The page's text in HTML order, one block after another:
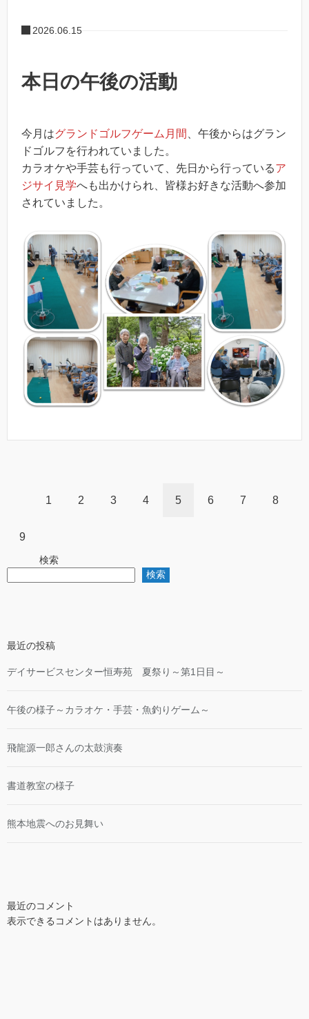
2026.06.15
本日の午後の活動
今月はグランドゴルフゲーム月間
、午後からはグラン
ドゴルフを行われていました。
カラオケや手芸も行っていて、先日から行っているア
ジサイ見学へも出かけられ、皆様お好きな活動へ参加
されていました。
1 2 3 4 5 6 7 8
9
検索
検索
最近の投稿
デイサービスセンター恒寿苑 夏祭り～第1日目～
午後の様子～カラオケ・手芸・魚釣りゲーム～
飛龍源一郎さんの太鼓演奏
書道教室の様子
熊本地震へのお見舞い
最近のコメント
表示できるコメントはありません。